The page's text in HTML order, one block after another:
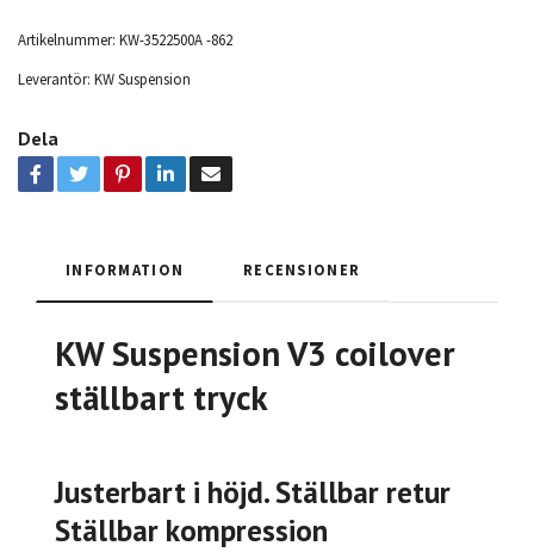
Artikelnummer: KW-3522500A -862
Leverantör: KW Suspension
Dela
INFORMATION RECENSIONER
KW Suspension V3 coilover
ställbart tryck
Justerbart i höjd. Ställbar retur
Ställbar kompression